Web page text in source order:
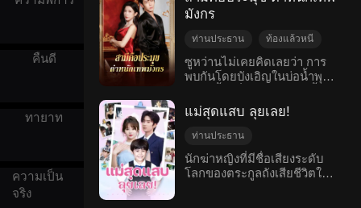
คืนดี
ทายาท
ความเป็น
จริง
การสอบประจำปี คืนความ
ยุติธรรมให้กับผู้สอบได้อันดับ
หนึ่งจากครอบครัวที่ยากจน
ท่านอ๋องเก้าหลาย ๆ ครั้ง
พร้อมทั้งระงับความวุ่นวาย
อย่าง แต่สิ่งที่ได้กลับมาด้วย
ความพยายามกลับกลายเป็น
หนี้สองพันล้าน เมื่อจนตรอก
ลึกลับคนหนึ่ง ซึ่งบอกว่าตัวเอง
เป็นเจ้าหนี้ของเธอ ทั้งสองคน
ก้อนโต อีกคนหนึ่งเป็นผู้ทรง
อำนาจในวงการธุรกิจที่เอาใจ
ยาก จู่ ๆ ทั้งสองก็ตกลงจะ
แต่งงานกันตามสัญญา และ
ร่วมมือกันจัดการคนร้าย ซึ่ง
ทุกย่างก้าวนั้นล้วนเกินความ
มังกร
ท่านประธาน
ท้องแล้วหนี
เด็กน้อย
แต่งงานสายฟ้าแลบ
ปกปิดตัวตน
โรแมนติกสมัยใหม่
ซูหว่านไม่เคยคิดเลยว่า การ
พบกันโดยบังเอิญในบ่อน้ำพุ
ครรภ์ เธอสาบานว่าจะต้องหา
ผู้ชายที่ทำให้เธอตั้งครรภ์ให้
ได้! ห้าปีผ่านไป ซูหว่านผู้เป็น
ซีอีโอสาวสวยที่สุดในเมือง
เจียง ต้องการทวงบริษัทของ
แม่กลับคืนมา จึงประกาศหาคู่
แม่สุดแสบ ลุยเลย!
ท่านประธาน
การแต่งกายข้ามเพศ
เกิดใหม่
วันไนท์สแตน
นักฆ่าหญิงที่มีชื่อเสียงระดับ
โลกของตระกูลถังเสียชีวิตใน